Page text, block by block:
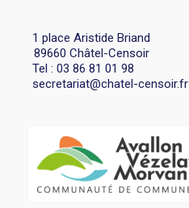
1 place Aristide Briand
89660 Châtel-Censoir
Tel : 03 86 81 01 98
secretariat@chatel-censoir.fr